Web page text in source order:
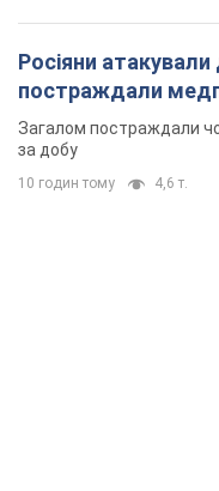
Росіяни
постраждали
Загалом постраждали
за добу
10 годин тому 4,6 т.